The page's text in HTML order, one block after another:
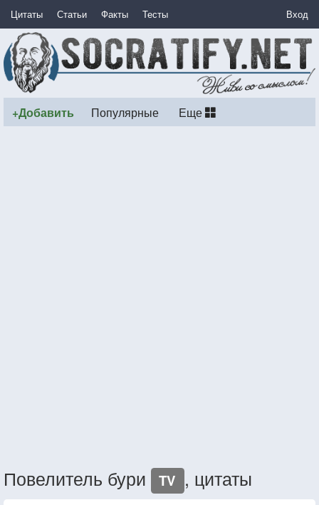
Цитаты Статьи Факты Тесты Вход
+Добавить Популярные Еще
Повелитель бури TV , цитаты